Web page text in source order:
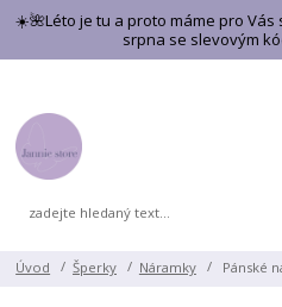
☀️🌺Léto je tu a proto máme pro Vás
srpna se slevovým
Úvod Šperky Náramky Pánské